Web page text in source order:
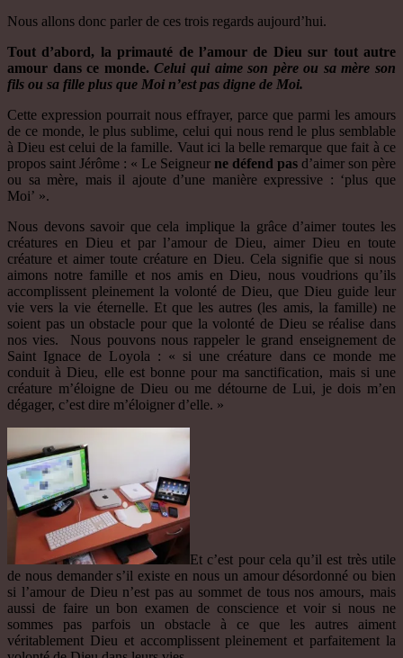
Nous allons donc parler de ces trois regards aujourd’hui.
Tout d’abord, la primauté de l’amour de Dieu sur tout autre
amour dans ce monde.Celui qui aime son père ou sa mère son
fils ou sa fille plus que Moi n’est pas digne de Moi.
Cette expression pourrait nous effrayer, parce que parmi les amours
de ce monde, le plus sublime, celui qui nous rend le plus semblable
à Dieu est celui de la famille. Vaut ici la belle remarque que fait à ce
propos saint Jérôme : « Le Seigneur ne défend pas d’aimer son père
ou sa mère, mais il ajoute d’une manière expressive : ‘plus que
Moi’ ».
Nous devons savoir que cela implique la grâce d’aimer toutes les
créatures en Dieu et par l’amour de Dieu, aimer Dieu en toute
créature et aimer toute créature en Dieu. Cela signifie que si nous
aimons notre famille et nos amis en Dieu, nous voudrions qu’ils
accomplissent pleinement la volonté de Dieu, que Dieu guide leur
vie vers la vie éternelle. Et que les autres (les amis, la famille) ne
soient pas un obstacle pour que la volonté de Dieu se réalise dans
nos vies. Nous pouvons nous rappeler le grand enseignement de
Saint Ignace de Loyola : « si une créature dans ce monde me
conduit à Dieu, elle est bonne pour ma sanctification, mais si une
créature m’éloigne de Dieu ou me détourne de Lui, je dois m’en
dégager, c’est dire m’éloigner d’elle. »
Et c’est pour cela qu’il est très utile
de nous demander s’il existe en nous un amour désordonné ou bien
si l’amour de Dieu n’est pas au sommet de tous nos amours, mais
aussi de faire un bon examen de conscience et voir si nous ne
sommes pas parfois un obstacle à ce que les autres aiment
véritablement Dieu et accomplissent pleinement et parfaitement la